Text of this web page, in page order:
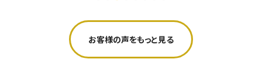
お客様の声をもっと見る